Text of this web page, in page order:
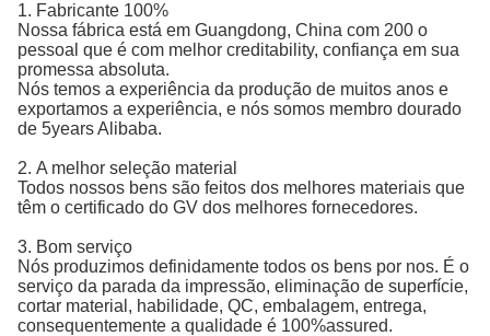
1. Fabricante 100%
Nossa fábrica está em Guangdong, China com 200 o
pessoal que é com melhor creditability, confiança em sua
promessa absoluta.
Nós temos a experiência da produção de muitos anos e
exportamos a experiência, e nós somos membro dourado
de 5years Alibaba.
2. A melhor seleção material
Todos nossos bens são feitos dos melhores materiais que
têm o certificado do GV dos melhores fornecedores.
3. Bom serviço
Nós produzimos definidamente todos os bens por nos. É o
serviço da parada da impressão, eliminação de superfície,
cortar material, habilidade, QC, embalagem, entrega,
consequentemente a qualidade é 100%assured.